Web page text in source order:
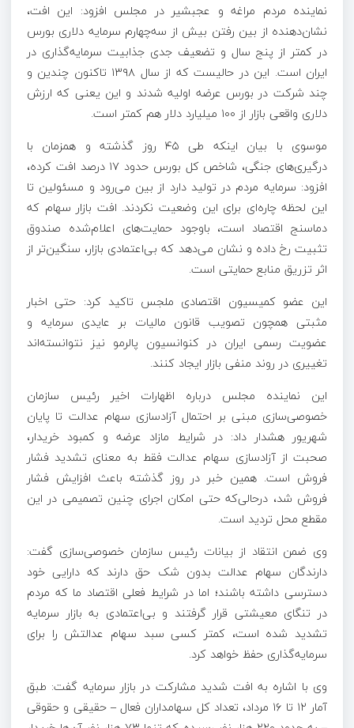
نماینده مردم مراغه و عجبشیر در مجلس افزود: این افت،
نشان‌دهنده از بین رفتن بیش از سه‌چهارم سرمایه دلاری بورس
در کمتر از پنج سال و تضعیف جدی جذابیت سرمایه‌گذاری در
ایران است. این در حالیست که از سال ۱۳۹۸ تاکنون چندین و
چند شرکت در بورس عرضه اولیه شدند و این یعنی که ارزش
دلاری واقعی بازار از ۱۰۰ میلیارد دلار هم کمتر است.
موسوی با بیان اینکه طی ۴۵ روز گذشته و همزمان با
درگیری‌های جنگی، شاخص کل بورس حدود ۱۷ درصد افت کرده،
افزود: سرمایه مردم در تولید دارد از بین می‌رود و مسئولین تا
این لحظه چاره‌‌ای برای این وضعیت نکردند. افت بازار سهام که
دماسنج اقتصاد است، باوجود حمایت‌های اعلام‌شده صندوق
تثبیت رخ داده و نشان می‌دهد که بی‌اعتمادی بازار، سنگین‌تر از
اثر تزریق منابع حمایتی است.
این عضو کمیسیون اقتصادی ملجس تاکید کرد: حتی اخبار
مثبتی همچون تصویب قانون مالیات بر عایدی سرمایه و
عضویت رسمی ایران در کنوانسیون پالرمو نیز نتوانسته‌اند
تغییری در روند منفی بازار ایجاد کنند.
این نماینده مجلس درباره اظهارات اخیر رئیس سازمان
خصوصی‌سازی مبنی بر احتمال آزادسازی سهام عدالت تا پایان
شهریور هشدار داد: در شرایط مازاد عرضه و کمبود خریدار،
صحبت از آزادسازی سهام عدالت فقط به معنای تشدید فشار
فروش است. همین خبر در روز گذشته باعث افزایش فشار
فروش شد، درحالی‌که حتی امکان اجرای چنین تصمیمی در این
مقطع محل تردید است.
وی ضمن انتقاد از بیانات رئیس سازمان خصوصی‌سازی گفت:
دارندگان سهام عدالت بدون شک حق دارند که دارایی خود
دسترسی داشته باشند؛ اما در شرایط فعلی اقتصاد ما که مردم
در تنگای معیشتی قرار گرفتند و بی‌اعتمادی به بازار سرمایه
تشدید شده است، کمتر کسی سبد سهام عدالتش را برای
سرمایه‌گذاری حفظ خواهد کرد.
وی با اشاره به افت شدید مشارکت در بازار سرمایه گفت: طبق
آمار ۱۲ تا ۱۶ مرداد، تعداد کل سهامداران فعال – حقیقی و حقوقی